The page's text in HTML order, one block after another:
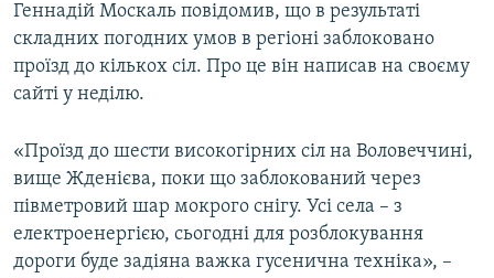
КТАТ
ДОЛУЧАЙСЯ!
Усі сайти RFE/RL
Геннадій Москаль повідомив, що в результаті
складних погодних умов в регіоні заблоковано
проїзд до кількох сіл. Про це він написав на своєму
сайті у неділю.
«Проїзд до шести високогірних сіл на Воловеччині,
вище Жденієва, поки що заблокований через
півметровий шар мокрого снігу. Усі села – з
електроенергією, сьогодні для розблокування
дороги буде задіяна важка гусенична техніка», –